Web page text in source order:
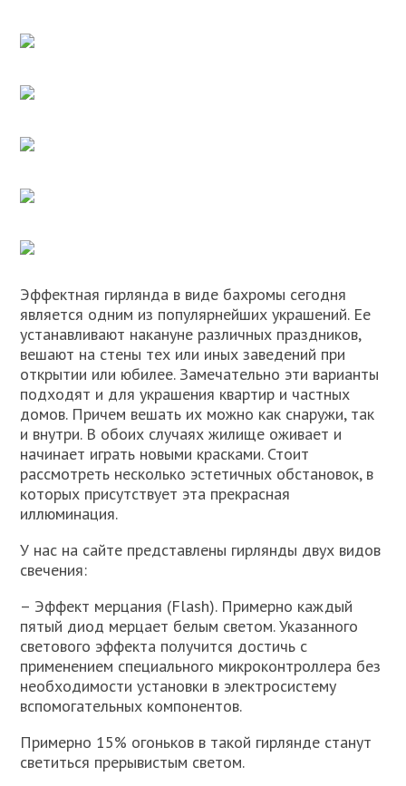
Эффектная гирлянда в виде бахромы сегодня
является одним из популярнейших украшений. Ее
устанавливают накануне различных праздников,
вешают на стены тех или иных заведений при
открытии или юбилее. Замечательно эти варианты
подходят и для украшения квартир и частных
домов. Причем вешать их можно как снаружи, так
и внутри. В обоих случаях жилище оживает и
начинает играть новыми красками. Стоит
рассмотреть несколько эстетичных обстановок, в
которых присутствует эта прекрасная
иллюминация.
У нас на сайте представлены гирлянды двух видов
свечения:
– Эффект мерцания (Flash). Примерно каждый
пятый диод мерцает белым cветом. Указанного
светового эффекта получится достичь с
применением специального микроконтроллера без
необходимости установки в электросистему
вспомогательных компонентов.
Примерно 15% огоньков в такой гирлянде станут
светиться прерывистым светом.